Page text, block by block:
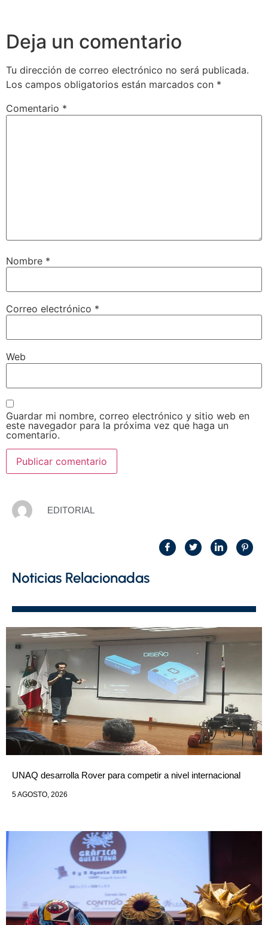
Deja un comentario
Tu dirección de correo electrónico no será publicada.
Los campos obligatorios están marcados con *
Comentario *
Nombre *
Correo electrónico *
Web
Guardar mi nombre, correo electrónico y sitio web en
este navegador para la próxima vez que haga un
comentario.
EDITORIAL
Noticias Relacionadas
UNAQ desarrolla Rover para competir a nivel internacional
5 AGOSTO, 2026